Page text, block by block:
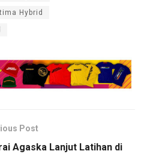
Hybrid
Post
Agaska Lanjut Latihan di